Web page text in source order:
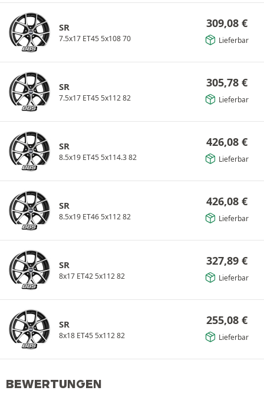
SR
7.5x17 ET45 5x108 70
309,08 €
Lieferbar
SR
7.5x17 ET45 5x112 82
305,78 €
Lieferbar
SR
8.5x19 ET45 5x114.3 82
426,08 €
Lieferbar
SR
8.5x19 ET46 5x112 82
426,08 €
Lieferbar
SR
8x17 ET42 5x112 82
327,89 €
Lieferbar
SR
8x18 ET45 5x112 82
255,08 €
Lieferbar
BEWERTUNGEN